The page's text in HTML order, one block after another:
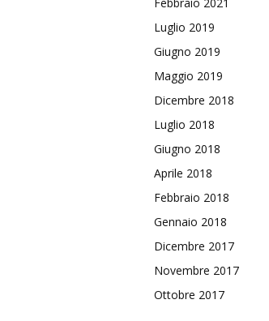
Luglio 2019
Giugno 2019
Maggio 2019
Dicembre 2018
Luglio 2018
Giugno 2018
Aprile 2018
Febbraio 2018
Gennaio 2018
Dicembre 2017
Novembre 2017
Ottobre 2017